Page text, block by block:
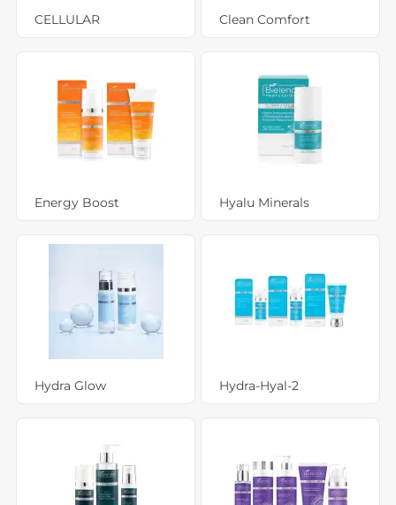
CELLULAR Clean Comfort
Energy Boost Hyalu Minerals
Hydra Glow Hydra-Hyal-2